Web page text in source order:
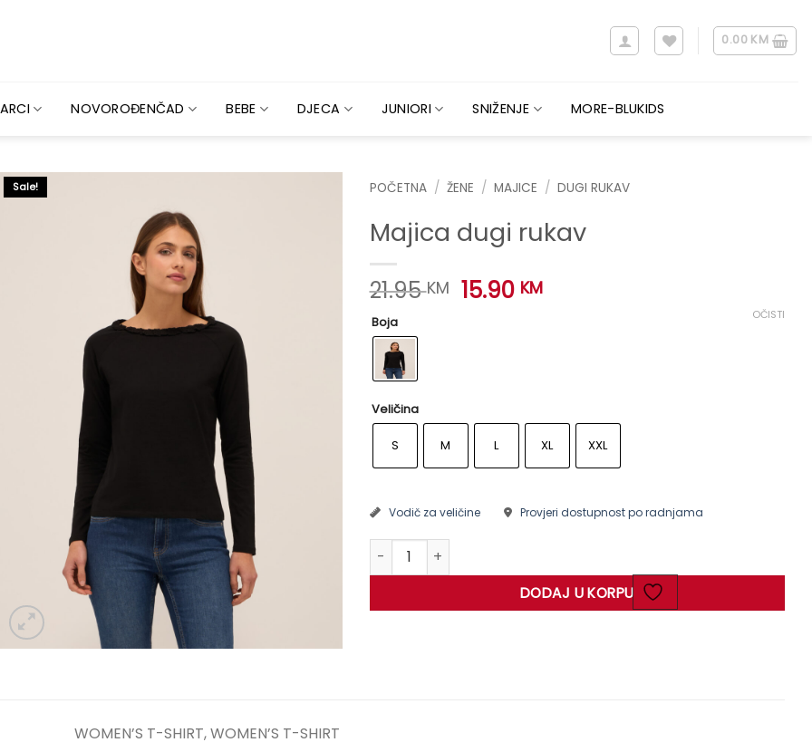
0.00 KM
NOVOROĐENČAD BEBE DJECA JUNIORI SNIŽENJE MORE-BLUKIDS
Sale! POČETNA / ŽENE / MAJICE / DUGI RUKAV
Majica dugi rukav
21.95KM Original
15.90 KMCurrent
Boja
Veličina
S M L XL XXL
OČISTI
Vodič za veličine Provjeri dostupnost po radnjama
Majica dugi rukav količina
DODAJ U KORPU
WOMEN’S T-SHIRT, WOMEN’S T-SHIRT